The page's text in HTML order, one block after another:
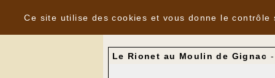
Nouvelles
Le Rionet au Moulin de Gignac
Ce site utilise des cookies et vous donne le